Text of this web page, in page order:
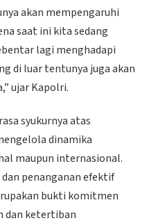
akan mempengaruhi
saat ini kita sedang
lagi menghadapi
di luar tentunya juga akan
ujar Kapolri.
syukurnya atas
dinamika
maupun internasional.
penanganan efektif
bukti komitmen
dan ketertiban